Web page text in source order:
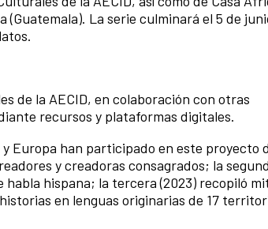
La serie culminará el 5 de
de la AECID, en colaboración con otras
recursos y plataformas digitales.
Europa han participado en este proyecto
y creadoras consagrados; la
habla hispana; la tercera (2023) recopiló
en lenguas originarias de 17